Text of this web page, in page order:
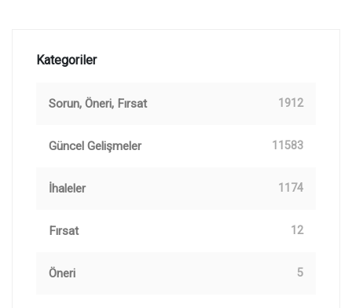
Kategoriler
Sorun, Öneri, Fırsat 1912
Güncel Gelişmeler 11583
İhaleler 1174
Fırsat 12
Öneri 5